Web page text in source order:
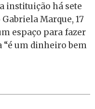
instituição há sete
Marque, 17
espaço para fazer
“é um dinheiro bem